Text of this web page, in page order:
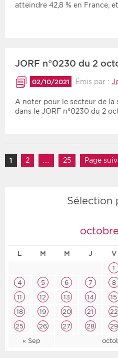
atteindre 42,8 % en France,
JORF n°0230 du 2
02/10/2021 Émis par :
A noter pour le secteur de la
dans le JORF n°0230 du 2
Navigation des
Page
1 Page
2 … Page
25 Page
Sélection
L M M J V
« Sep
1
4
5 6 7 8
11
12 13 14 15
18
19 20 21 22
25
26 27 28 29